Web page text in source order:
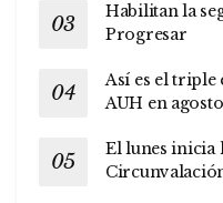
Habilitan la
Progresar
Así es el triple
AUH en
El lunes inicia